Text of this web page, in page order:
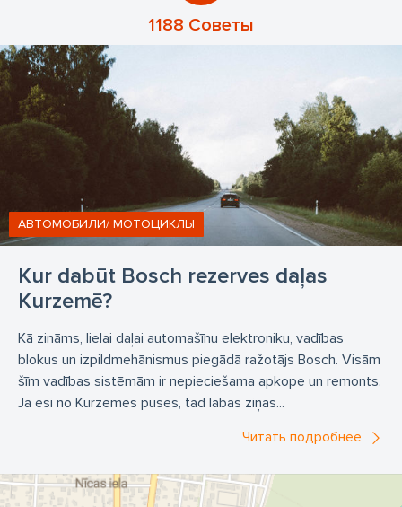
1188 Советы
Kur dabūt Bosch rezerves daļas
Kurzemē?
АВТОМОБИЛИ/ МОТОЦИКЛЫ
Kā zināms, lielai daļai automašīnu elektroniku, vadības
blokus un izpildmehānismus piegādā ražotājs Bosch. Visām
šīm vadības sistēmām ir nepieciešama apkope un remonts.
Ja esi no Kurzemes puses, tad labas ziņas...
Читать подробнее